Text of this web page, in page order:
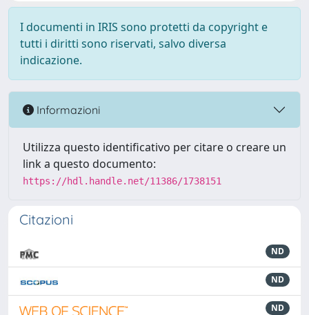
I documenti in IRIS sono protetti da copyright e
tutti i diritti sono riservati, salvo diversa
indicazione.
Informazioni
Utilizza questo identificativo per citare o creare un
link a questo documento:
https://hdl.handle.net/11386/1738151
Citazioni
ND
ND
ND